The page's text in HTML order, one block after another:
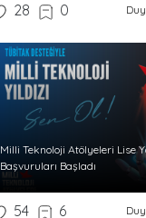
28 0
Milli Teknoloji Atölyeleri Lise
Başvuruları Başladı
54 6